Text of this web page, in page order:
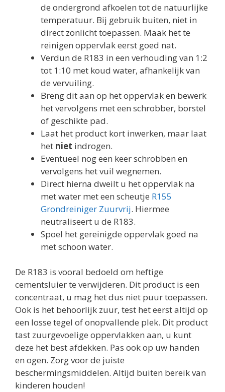
de ondergrond afkoelen tot de natuurlijke
temperatuur. Bij gebruik buiten, niet in
direct zonlicht toepassen. Maak het te
reinigen oppervlak eerst goed nat.
Verdun de R183 in een verhouding van 1:2
tot 1:10 met koud water, afhankelijk van
de vervuiling.
Breng dit aan op het oppervlak en bewerk
het vervolgens met een schrobber, borstel
of geschikte pad.
Laat het product kort inwerken, maar laat
het niet indrogen.
Eventueel nog een keer schrobben en
vervolgens het vuil wegnemen.
Direct hierna dweilt u het oppervlak na
met water met een scheutje R155
Grondreiniger Zuurvrij. Hiermee
neutraliseert u de R183.
Spoel het gereinigde oppervlak goed na
met schoon water.
De R183 is vooral bedoeld om heftige
cementsluier te verwijderen. Dit product is een
concentraat, u mag het dus niet puur toepassen.
Ook is het behoorlijk zuur, test het eerst altijd op
een losse tegel of onopvallende plek. Dit product
tast zuurgevoelige oppervlakken aan, u kunt
deze het best afdekken. Pas ook op uw handen
en ogen. Zorg voor de juiste
beschermingsmiddelen. Altijd buiten bereik van
kinderen houden!